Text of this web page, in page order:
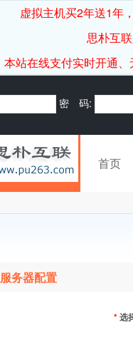
虚拟主机买2年送1年
思朴互
本站在线支付实时开通
密 码:
首页
服务器配置
*选